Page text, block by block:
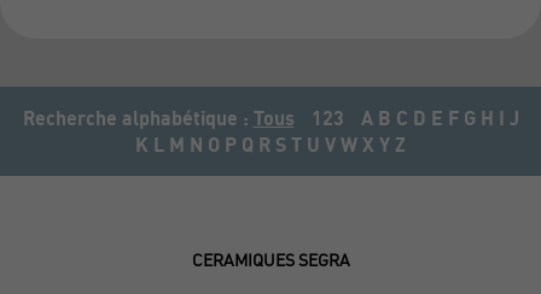
Recherche alphabétique : Tous 123 A B C D E F G H I J
K L M N O P Q R S T U V W X Y Z
CERAMIQUES SEGRA